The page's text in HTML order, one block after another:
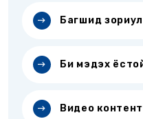
Багшид
Би мэдэх
Видео